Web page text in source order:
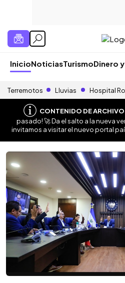
InicioNoticiasTurismoDinero
Terremotos Lluvias Hospital
CONTENIDO DE
pasado! 🚀 Da el salto a la nueva
invitamos a visitar el nuevo portal